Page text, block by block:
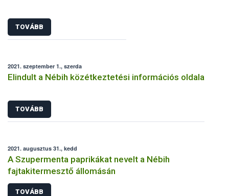
TOVÁBB
2021. szeptember 1., szerda
Elindult a Nébih közétkeztetési információs oldala
TOVÁBB
2021. augusztus 31., kedd
A Szupermenta paprikákat nevelt a Nébih
fajtakitermesztő állomásán
TOVÁBB